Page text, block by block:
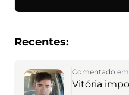
Recentes:
Comentado em
Vitória